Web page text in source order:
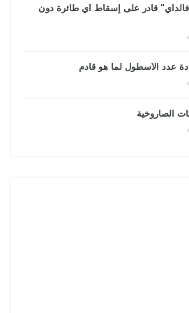
قادر على إسقاط أي طائرة دون
عدد الأسطول لما هو قادم
الصاروخية